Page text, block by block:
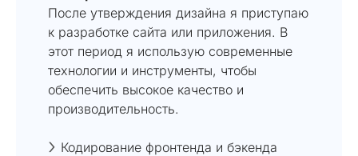
После утверждения дизайна я приступаю
к разработке сайта или приложения. В
этот период я использую современные
технологии и инструменты, чтобы
обеспечить высокое качество и
производительность.
Кодирование фронтенда и бэкенда